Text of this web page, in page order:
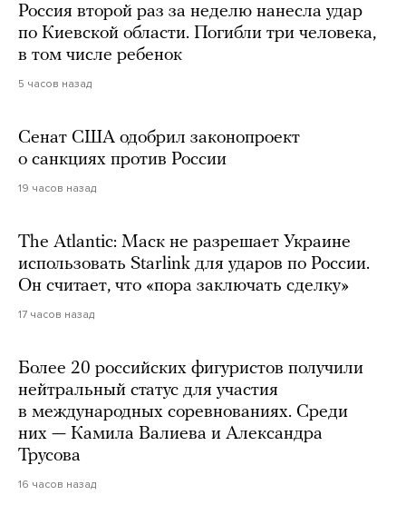
Россия второй раз за неделю нанесла удар
по Киевской области. Погибли три человека,
в том числе ребенок
5 часов назад
Сенат США одобрил законопроект
о санкциях против России
19 часов назад
The Atlantic: Маск не разрешает Украине
использовать Starlink для ударов по России.
Он считает, что «пора заключать сделку»
17 часов назад
Более 20 российских фигуристов получили
нейтральный статус для участия
в международных соревнованиях. Среди
них — Камила Валиева и Александра
Трусова
16 часов назад